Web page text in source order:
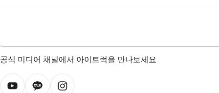
공식 미디어 채널에서 아이트럭을 만나보세요